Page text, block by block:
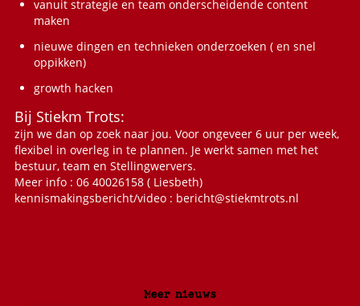
vanuit strategie en team onderscheidende content
maken
nieuwe dingen en technieken onderzoeken ( en snel
oppikken)
growth hacken
Bij Stiekm Trots:
zijn we dan op zoek naar jou. Voor ongeveer 6 uur per week,
flexibel in overleg in te plannen. Je werkt samen met het
bestuur, team en Stellingwervers.
Meer info : 06 40026158 ( Liesbeth)
kennismakingsbericht/video : bericht@stiekmtrots.nl
Meer nieuws